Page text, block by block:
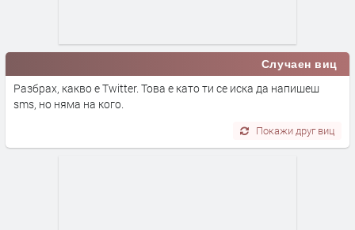
Случаен виц
Разбрах, какво е Twitter. Това е като ти се иска да напишеш
sms, но няма на кого.
Покажи друг виц